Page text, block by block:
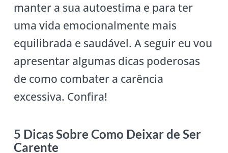
manter a sua autoestima e para ter
uma vida emocionalmente mais
equilibrada e saudável. A seguir eu vou
apresentar algumas dicas poderosas
de como combater a carência
excessiva. Confira!
5 Dicas Sobre Como Deixar de Ser
Carente